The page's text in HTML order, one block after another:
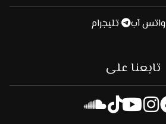
واتس آب تليجرام
تابعنا على